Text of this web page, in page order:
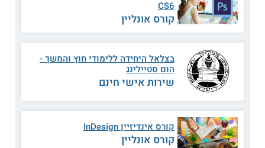
תאורה.
חללים רטובים.
לקוח ופרוגרמה.
טקסטיל וחומרים.
חדרי שינה וילדים.
חדרי מגורים ופינות אוכל.
קונספט ומקורות השראה.
טרנדים ומגמות עכשוויות בעיצוב הפנים.
ועוד.
CS6
קורס אונליין
בצלאל היחידה ללימודי חוץ והמשך -
הום סטיילינג
שירות אישי חינם
קורס אינדיזיין InDesign
קורס אונליין